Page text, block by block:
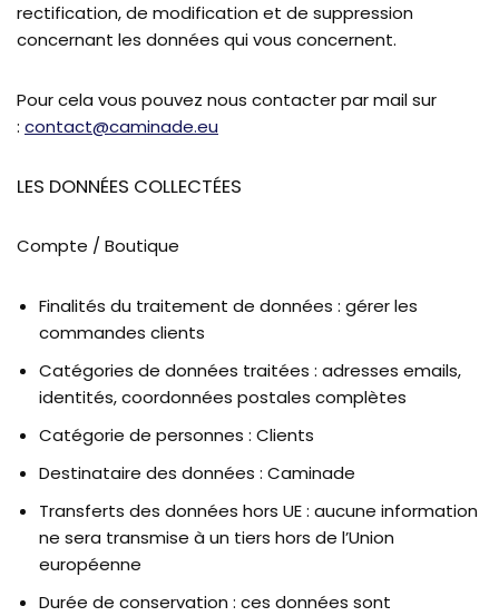
rectification, de modification et de suppression
concernant les données qui vous concernent.
Pour cela vous pouvez nous contacter par mail sur
: contact@caminade.eu
LES DONNÉES COLLECTÉES
Compte / Boutique
Finalités du traitement de données : gérer les
commandes clients
Catégories de données traitées : adresses emails,
identités, coordonnées postales complètes
Catégorie de personnes : Clients
Destinataire des données : Caminade
Transferts des données hors UE : aucune information
ne sera transmise à un tiers hors de l’Union
européenne
Durée de conservation : ces données sont